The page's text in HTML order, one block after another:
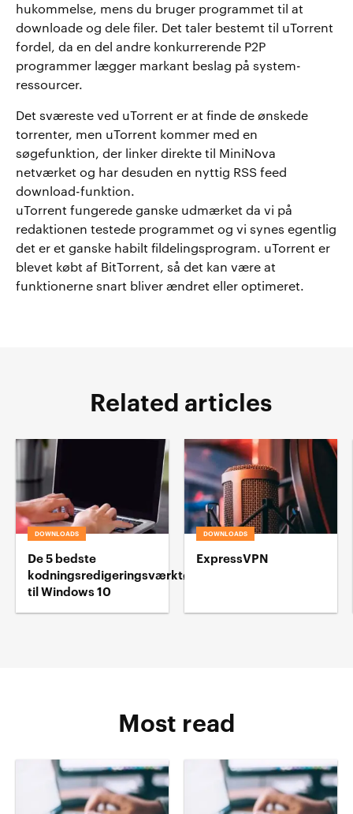
hukommelse, mens du bruger programmet til at
downloade og dele filer. Det taler bestemt til uTorrent
fordel, da en del andre konkurrerende P2P
programmer lægger markant beslag på system-
ressourcer.
Det sværeste ved uTorrent er at finde de ønskede
torrenter, men uTorrent kommer med en
søgefunktion, der linker direkte til MiniNova
netværket og har desuden en nyttig RSS feed
download-funktion.
uTorrent fungerede ganske udmærket da vi på
redaktionen testede programmet og vi synes egentlig
det er et ganske habilt fildelingsprogram. uTorrent er
blevet købt af BitTorrent, så det kan være at
funktionerne snart bliver ændret eller optimeret.
Related articles
DOWNLOADS
De 5 bedste
kodningsredigeringsværktøj
til Windows 10
DOWNLOADS
ExpressVPN
Most read